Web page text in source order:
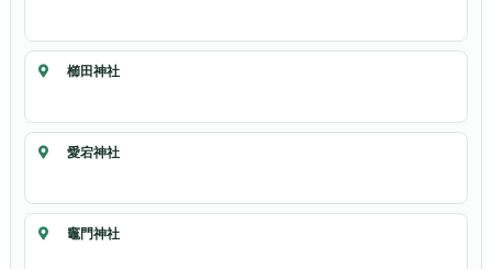
櫛田神社
愛宕神社
竈門神社